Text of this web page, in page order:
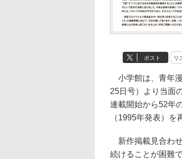
ポスト リ
小学館は、青年
25日号）より当面
連載開始から52年
（1995年発表）を
新作掲載見合わ
続けることが困難